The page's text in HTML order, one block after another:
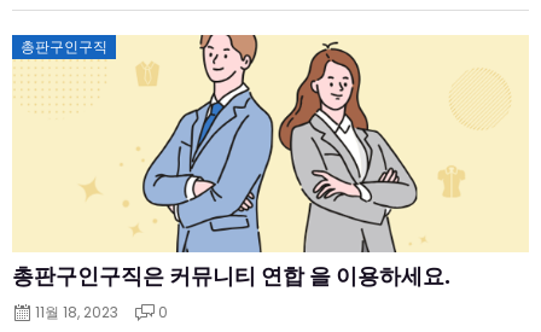
총판구인구직
총판구인구직은 커뮤니티 연합 을 이용하세요.
Posted
on
11월 18, 2023 0